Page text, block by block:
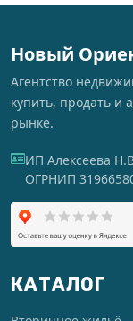
Новый
Агентство
купить, продать и
рынке.
ИП Алексеева
ОГРНИП
КАТАЛОГ